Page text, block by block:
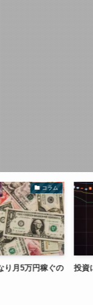
コラム
月5万円稼ぐの 投資